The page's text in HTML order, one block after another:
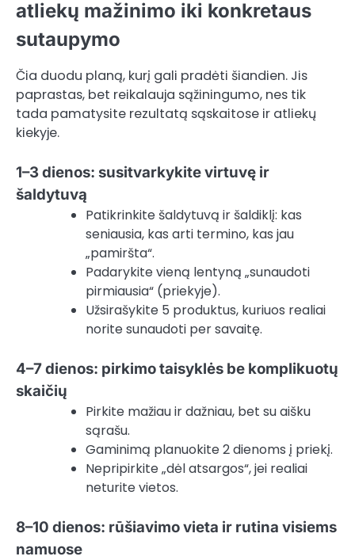
atliekų mažinimo iki konkretaus
sutaupymo
Čia duodu planą, kurį gali pradėti šiandien. Jis
paprastas, bet reikalauja sąžiningumo, nes tik
tada pamatysite rezultatą sąskaitose ir atliekų
kiekyje.
1–3 dienos: susitvarkykite virtuvę ir
šaldytuvą
Patikrinkite šaldytuvą ir šaldiklį: kas
seniausia, kas arti termino, kas jau
„pamiršta“.
Padarykite vieną lentyną „sunaudoti
pirmiausia“ (priekyje).
Užsirašykite 5 produktus, kuriuos realiai
norite sunaudoti per savaitę.
4–7 dienos: pirkimo taisyklės be komplikuotų
skaičių
Pirkite mažiau ir dažniau, bet su aišku
sąrašu.
Gaminimą planuokite 2 dienoms į priekį.
Nepripirkite „dėl atsargos“, jei realiai
neturite vietos.
8–10 dienos: rūšiavimo vieta ir rutina visiems
namuose